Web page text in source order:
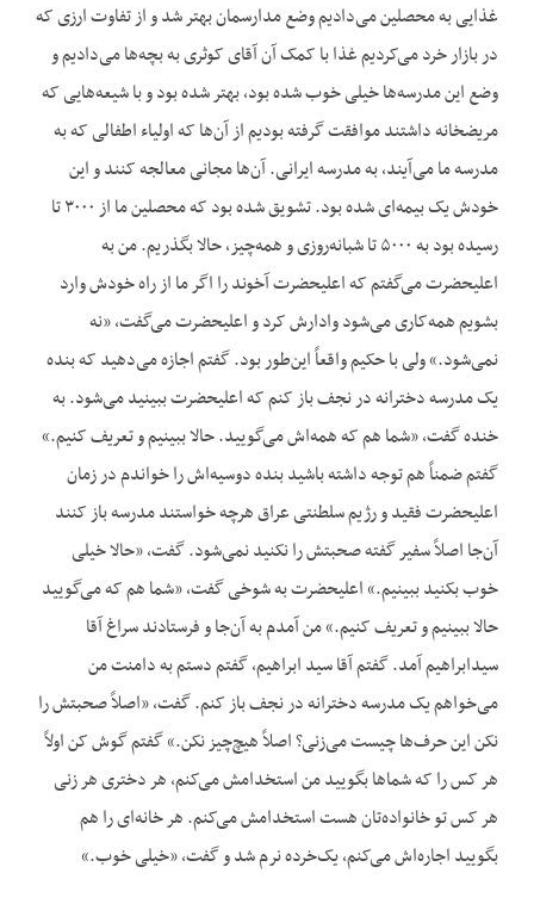
غذایی به محصلین می‌دادیم وضع مدارسمان بهتر شد و از تفاوت ارزی که
در بازار خرد می‌کردیم غذا با کمک آن آقای کوثری به بچه‌ها می‌دادیم و
وضع این مدرسه‌ها خیلی خوب شده بود، بهتر شده بود و با شیعه‌هایی که
مریضخانه داشتند موافقت گرفته بودیم از آن‌ها که اولیاء اطفالی که به
مدرسه ما می‌آیند، به مدرسه ایرانی. آن‌ها مجانی معالجه کنند و این
خودش یک بیمه‌ای شده بود. تشویق شده بود که محصلین ما از ۳۰۰۰ تا
رسیده بود به ۵۰۰۰ تا شبانه‌روزی و همه‌چیز، حالا بگذریم. من به
اعلیحضرت می‌گفتم که اعلیحضرت آخوند را اگر ما از راه خودش وارد
بشویم همه‌کاری می‌شود وادارش کرد و اعلیحضرت می‌گفت، «نه
نمی‌شود.» ولی با حکیم واقعاً این‌طور بود. گفتم اجازه می‌دهید که بنده
یک مدرسه دخترانه در نجف باز کنم که اعلیحضرت ببینید می‌شود. به
خنده گفت، «شما هم که همه‌اش می‌گویید. حالا ببینیم و تعریف کنیم.»
گفتم ضمناً هم توجه داشته باشید بنده دوسیه‌اش را خواندم در زمان
اعلیحضرت فقید و رژیم سلطنتی عراق هرچه خواستند مدرسه باز کنند
آن‌جا اصلاً سفیر گفته صحبتش را نکنید نمی‌شود. گفت، «حالا خیلی
خوب بکنید ببینیم.» اعلیحضرت به شوخی گفت، «شما هم که می‌گویید
حالا ببینیم و تعریف کنیم.» من آمدم به آن‌جا و فرستادند سراغ آقا
سیدابراهیم آمد. گفتم آقا سید ابراهیم، گفتم دستم به دامنت من
می‌خواهم یک مدرسه دخترانه در نجف باز کنم. گفت، «اصلاً صحبتش را
نکن این حرف‌ها چیست می‌زنی؟ اصلاً هیچ‌چیز نکن.» گفتم گوش کن اولاً
هر کس را که شماها بگویید من استخدامش می‌کنم، هر دختری هر زنی
هر کس تو خانواده‌تان هست استخدامش می‌کنم. هر خانه‌ای را هم
بگویید اجاره‌اش می‌کنم، یک‌خرده نرم شد و گفت، «خیلی خوب.»